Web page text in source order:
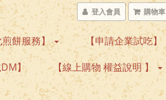
登入會員 購物車
煎餅服務】
【申請企業試吃】
】 【線上購物 權益說明 】